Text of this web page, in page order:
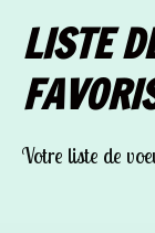
LISTE
Votre liste de